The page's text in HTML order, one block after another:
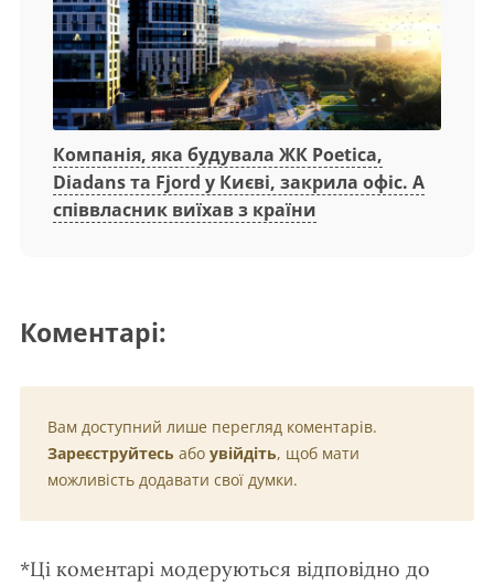
Компанія, яка будувала ЖК Poetica,
Diadans та Fjord у Києві, закрила офіс. А
співвласник виїхав з країни
Коментарі:
Вам доступний лише перегляд коментарів.
Зареєструйтесь або увійдіть, щоб мати
можливість додавати свої думки.
*Ці коментарі модеруються відповідно до